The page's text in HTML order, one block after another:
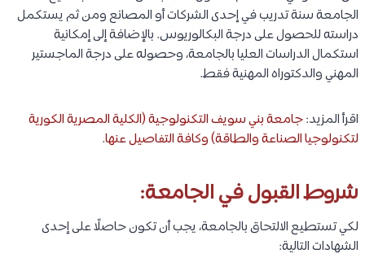
الجامعة سنة تدريب في إحدى الشركات أو المصانع ومن ثم يستكمل
دراسته للحصول على درجة البكالوريوس. بالإضافة إلى إمكانية
استكمال الدراسات العليا بالجامعة، وحصوله على درجة الماجستير
المهني والدكتوراه المهنية فقط.
اقرأ المزيد:جامعة بني سويف التكنولوجية (الكلية المصرية الكورية
لتكنولوجيا الصناعة والطاقة) وكافة التفاصيل عنها.
شروط القبول في الجامعة:
لكي تستطيع الالتحاق بالجامعة، يجب أن تكون حاصلًا على إحدى
الشهادات التالية: